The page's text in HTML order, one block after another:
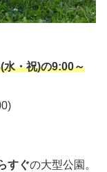
水・祝)の9:00～
すぐの大型公園。